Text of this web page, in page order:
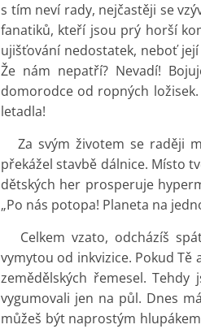
s tím neví rady, nejčastěji se
fanatiků, kteří jsou prý horší
ujišťování nedostatek, neboť
Že nám nepatří? Nevadí!
domorodce od ropných
letadla!
Za svým životem se raději
překážel stavbě dálnice. Místo
dětských her prosperuje
„Po nás potopa! Planeta na
Celkem vzato, odcházíš
vymytou od inkvizice. Pokud
zemědělských řemesel.
vygumovali jen na půl. Dnes
můžeš být naprostým